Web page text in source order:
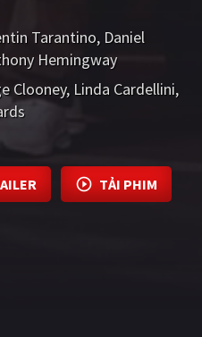
Tarantino Daniel
Hemingway
Clooney Linda Cardellini
TẢI PHIM